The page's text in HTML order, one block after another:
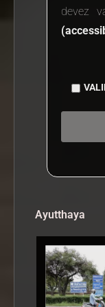
devez
Ayutthaya